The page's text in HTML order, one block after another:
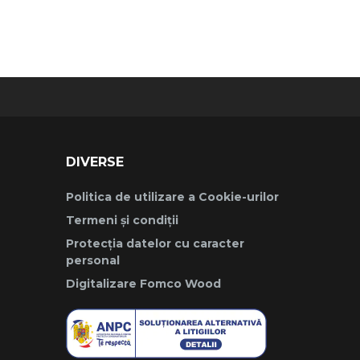
DIVERSE
Politica de utilizare a Cookie-urilor
Termeni și condiții
Protecția datelor cu caracter
personal
Digitalizare Fomco Wood